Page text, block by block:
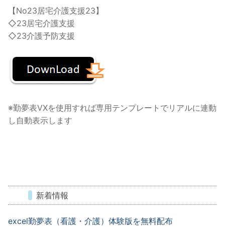
【No23居宅介護支援23】
◇23居宅介護支援
◇23介護予防支援
※勤夢表VXを使用すれば専用テンプレートでリアルに連動
し自動表示します
新着情報
excel勤夢表（看護・介護）体験版を無料配布